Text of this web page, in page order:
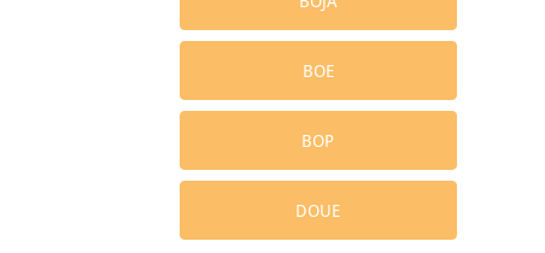
BOE
BOP
DOUE